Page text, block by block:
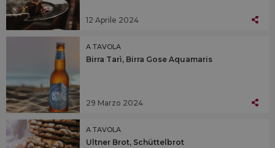
12 Aprile 2024
A TAVOLA
Birra Tarì, Birra Gose Aquamaris
29 Marzo 2024
A TAVOLA
Ultner Brot, Schüttelbrot